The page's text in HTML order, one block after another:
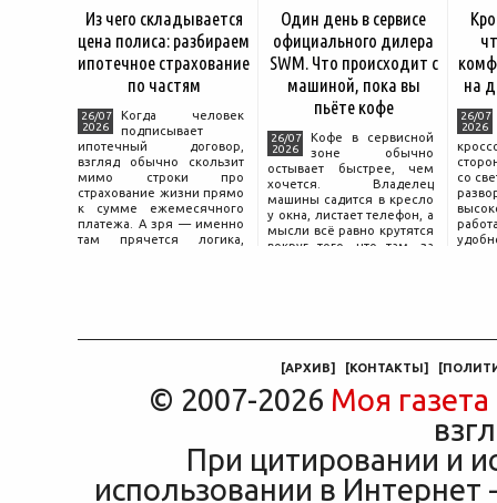
Из чего складывается
цена полиса: разбираем
ипотечное страхование
по частям
26/07
2026
Когда человек
подписывает
ипотечный договор,
взгляд обычно скользит
мимо строки про
страхование жизни прямо
к сумме ежемесячного
платежа. А зря — именно
там прячется логика,
Один день в сервисе
официального дилера
SWM. Что происходит с
машиной, пока вы
пьёте кофе
26/07
2026
Кофе в сервисной
зоне обычно
остывает быстрее, чем
хочется. Владелец
машины садится в кресло
у окна, листает телефон, а
мысли всё равно крутятся
вокруг того, что там, за
на
26/07
2026
со
[АРХИВ] [КОНТАКТЫ] [
© 2007-2026 Моя газета
При цитировании и
использовании в Интернет